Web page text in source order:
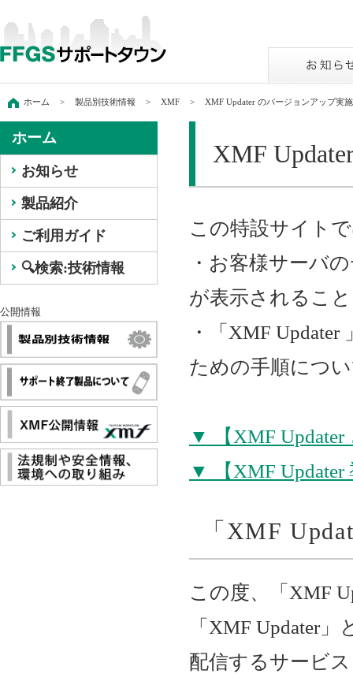
ホーム > 製品別技術情報 > XMF > XMF Updater のバージョンアップ実
XMF
この特設サイト
・お客様サーバ
が表示されるこ
・「XMF
ための手順につ
▼ 【XMF Updater
▼ 【XMF Updater
「XMF
この度、「XMF
「XMF Updater
配信するサービ
ホーム
お知らせ
製品紹介
ご利用ガイド
🔍️検索:技術情報
公開情報